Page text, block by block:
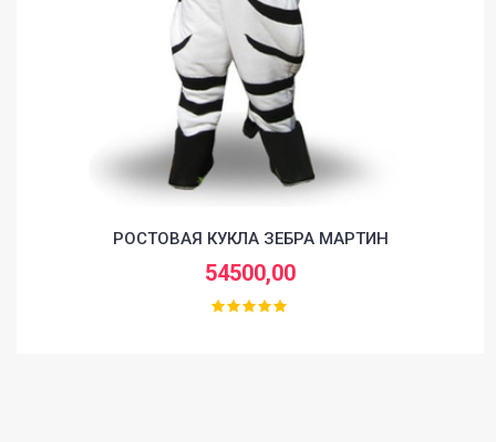
РОСТОВАЯ КУКЛА ЗЕБРА МАРТИН
54500,00